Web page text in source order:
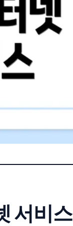
서비스